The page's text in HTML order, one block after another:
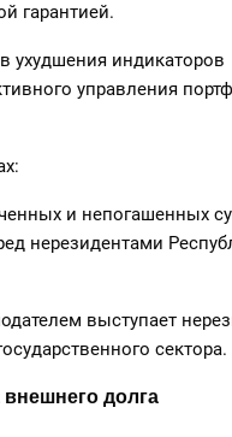
гарантией.
ухудшения индикаторов
управления
и непогашенных
нерезидентами
выступает
сектора.
долга